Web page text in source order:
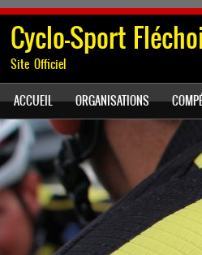
Cyclo-Sport
Site Officiel
Menu
SKIP TO CONTENT
ACCUEIL ORGANISATIONS